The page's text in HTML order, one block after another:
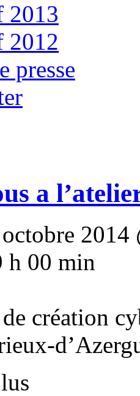
2013
2012
presse
a
h 00 min
création